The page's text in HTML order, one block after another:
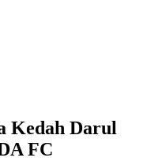
Kedah Darul
FC